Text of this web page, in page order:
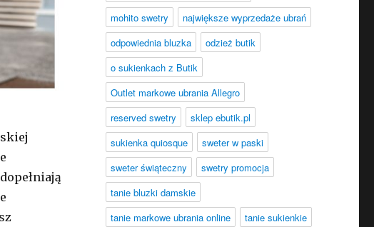
mohito swetry
największe wyprzedaże ubrań
odpowiednia bluzka
odzież butik
o sukienkach z Butik
Outlet markowe ubrania Allegro
reserved swetry
sklep ebutik.pl
sukienka quiosque
sweter w paski
sweter świąteczny
swetry promocja
tanie bluzki damskie
tanie markowe ubrania online
tanie sukienkie